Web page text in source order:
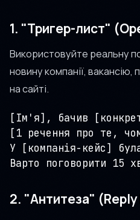
1. "Тригер-лист"
Використовуйте реальну
новину компанії, вакансію,
на сайті.
[Ім'я], бачив
[1 речення про те,
У [компанія-кейс]
Варто поговорити 15
2. "Антитеза" (Reply